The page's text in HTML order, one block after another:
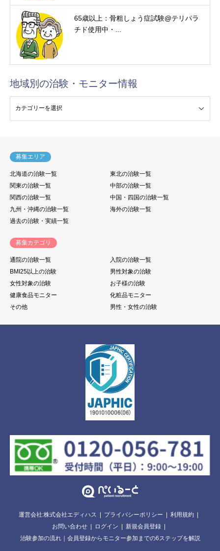
65歳以上：骨粗しょう症試験@テリパラ
チド使用中・...
地域別の治験・モニター情報
募集エリア
北海道の治験一覧
東北の治験一覧
関東の治験一覧
中部の治験一覧
関西の治験一覧
中国・四国の治験一覧
九州・沖縄の治験一覧
海外の治験一覧
過去の治験・実績一覧
募集カテゴリ
通院の治験一覧
入院の治験一覧
BMI25以上の治験
男性対象の治験
女性対象の治験
お子様の治験
健康食品モニター
化粧品モニター
その他
男性・女性の治験
運営会社:株式会社エディハス プライバシーポリシー
利用規約
お問い合わせ
ログイン
新規会員登録
治験参加の流れ｜会員登録からモニター参加までの6ステップを解説